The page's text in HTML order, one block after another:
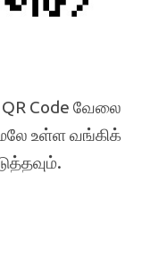
QR Code வேலை
உள்ள வங்கிக்